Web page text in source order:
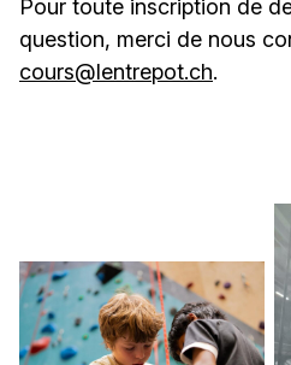
10.08.26 - 14.08.26
Pour toute inscription de
question, merci de nous
cours@lentrepot.ch.